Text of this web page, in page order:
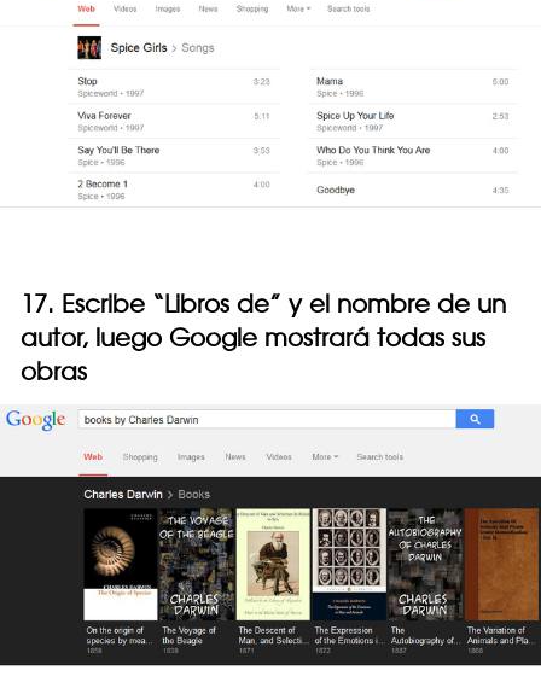
17. Escribe “Libros de” y el nombre de un
autor, luego Google mostrará todas sus
obras